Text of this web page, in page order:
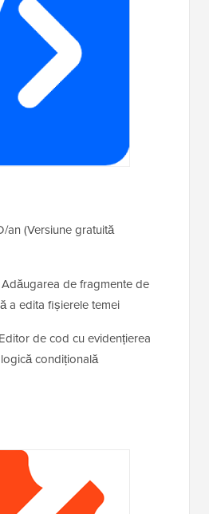
an (Versiune gratuită
Adăugarea de fragmente de
a edita fișierele temei
Editor de cod cu evidențierea
condițională